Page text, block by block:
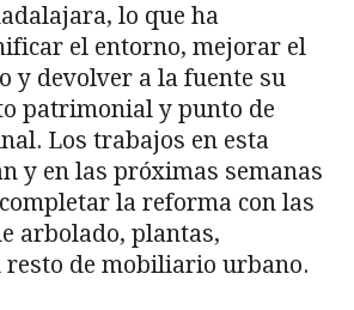
lo que ha
el entorno, mejorar el
y devolver a la fuente su
patrimonial y punto de
Los trabajos en esta
y en las próximas semanas
la reforma con las
arbolado, plantas,
de mobiliario urbano.